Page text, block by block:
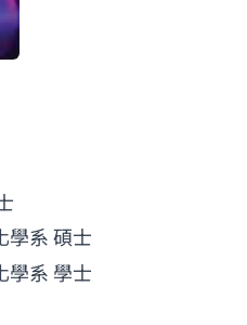
學系 碩士
學系 學士